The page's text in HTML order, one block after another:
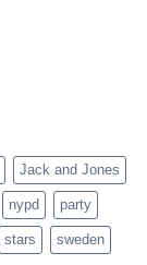
Jack and Jones
nypd party
stars sweden